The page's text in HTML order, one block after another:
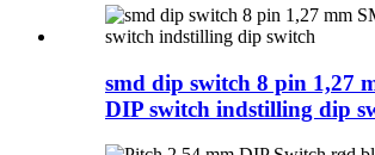
smd dip switch 8 pin 1,27
DIP switch indstilling dip